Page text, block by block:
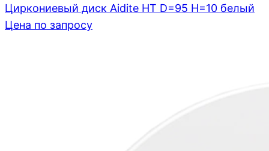
Циркониевый диск Aidite HT D=95 H=10 белый
Цена по запросу